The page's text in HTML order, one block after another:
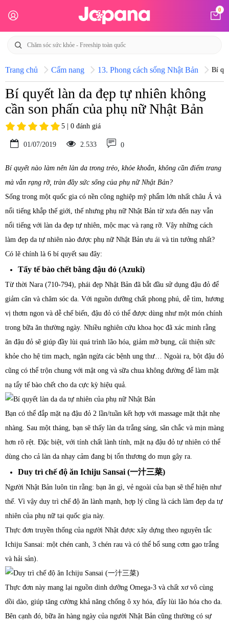
0
Trang chủ Cẩm nang 13. Phong cách sống Nhật Bản Bí
Bí quyết làn da đẹp tự nhiên không
cần son phấn của phụ nữ Nhật Bản
5 | 0 đánh giá
01/07/2019 2.533 0
Bí quyết nào làm nên làn da trong trẻo, khỏe khoắn, không cần điểm trang
mà vẫn rạng rỡ, tràn đầy sức sống của phụ nữ Nhật Bản?
Sống trong một quốc gia có nền công nghiệp mỹ phẩm lớn nhất châu Á và
nổi tiếng khắp thế giới, thế nhưng phụ nữ Nhật Bản từ xưa đến nay vẫn
nổi tiếng với làn da đẹp tự nhiên, mộc mạc và rạng rỡ. Vậy những cách
làm đẹp da tự nhiên nào được phụ nữ Nhật Bản ưu ái và tin tưởng nhất?
Có lẽ chính là 6 bí quyết sau đây:
Tẩy tế bào chết bằng đậu đỏ (Azuki)
Từ thời Nara (710-794), phái đẹp Nhật Bản đã bắt đầu sử dụng đậu đỏ để
giảm cân và chăm sóc da. Với nguồn dưỡng chất phong phú, dễ tìm, hương
vị thơm ngon và dễ chế biến, đậu đỏ có thể được dùng như một món chính
trong bữa ăn thường ngày. Nhiều nghiên cứu khoa học đã xác minh rằng
ăn đậu đỏ sẽ giúp đầy lùi quá trình lão hóa, giảm mỡ bụng, cải thiện sức
khỏe cho hệ tim mạch, ngăn ngừa các bệnh ung thư… Ngoài ra, bột đậu đỏ
cũng có thể trộn chung với mật ong và sữa chua không đường để làm mặt
nạ tẩy tế bào chết cho da cực kỳ hiệu quả.
Bạn có thể đắp mặt nạ đậu đỏ 2 lần/tuần kết hợp với massage mặt thật nhẹ
nhàng. Sau một tháng, bạn sẽ thấy làn da trắng sáng, săn chắc và mịn màng
hơn rõ rệt. Đặc biệt, với tính chất lành tính, mặt nạ đậu đỏ tự nhiên có thể
dùng cho cả làn da nhạy cảm đang bị tổn thương do mụn gây ra.
Duy trì chế độ ăn Ichiju Sansai (一汁三菜)
Người Nhật Bản luôn tin rằng: bạn ăn gì, vẻ ngoài của bạn sẽ thể hiện như
thế. Vì vậy duy trì chế độ ăn lành mạnh, hợp lý cũng là cách làm đẹp da tự
nhiên của phụ nữ tại quốc gia này.
Thực đơn truyền thống của người Nhật được xây dựng theo nguyên tắc
Ichiju Sansai: một chén canh, 3 chén rau và có thể bổ sung cơm gạo trắng
và hải sản).
Thực đơn này mang lại nguồn dinh dưỡng Omega-3 và chất xơ vô cùng
dồi dào, giúp tăng cường khả năng chống ô xy hóa, đẩy lùi lão hóa cho da.
Bên cạnh đó, bữa ăn hàng ngày của người Nhật Bản cũng thường có sự